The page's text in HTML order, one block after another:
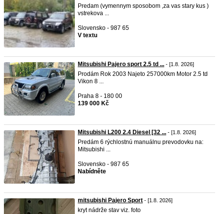
Predam (vymennym sposobom ,za vas stary kus )
vstrekova ...
Slovensko - 987 65
V textu
Mitsubishi Pajero sport 2.5 td ... - [1.8. 2026]
Prodám Rok 2003 Najeto 257000km Motor 2.5 td
Vikon 8 ...
Praha 8 - 180 00
139 000 Kč
Mitsubishi L200 2.4 Diesel [32 ... - [1.8. 2026]
Predám 6 rýchlostnú manuálnu prevodovku na:
Mitsubishi ...
Slovensko - 987 65
Nabídněte
mitsubishi Pajero Sport - [1.8. 2026]
kryt nádrže stav viz. foto